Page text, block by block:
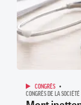
CONGRÈS
CONGRÈS DE LA